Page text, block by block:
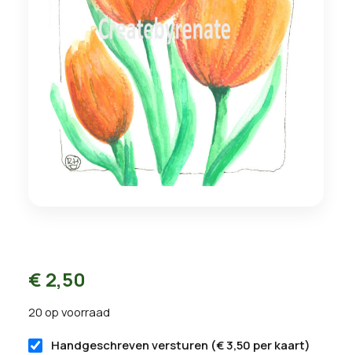
€ 2,50
20 op voorraad
Handgeschreven versturen (€3,50 per kaart)